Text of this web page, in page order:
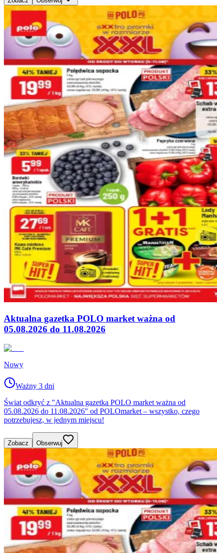
Aktualna gazetka POLO market ważna od
05.08.2026 do 11.08.2026
Nowy
Ważny 3 dni
Świat odkryć z "Aktualna gazetka POLO market ważna od
05.08.2026 do 11.08.2026" od POLOmarket – wszystko, czego
potrzebujesz, w jednym miejscu!
Zobacz Obserwuj